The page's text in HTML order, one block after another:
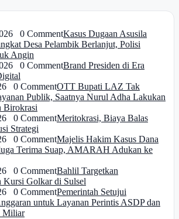
0 CommentKasus Dugaan Asusila
Desa Pelambik Berlanjut, Polisi
Angin
0 CommentBrand Presiden di Era
0 CommentOTT Bupati LAZ Tak
Publik, Saatnya Nurul Adha Lakukan
Birokrasi
0 CommentMeritokrasi, Biaya Balas
Strategi
0 CommentMajelis Hakim Kasus Dana
Terima Suap, AMARAH Adukan ke
0 CommentBahlil Targetkan
Kursi Golkar di Sulsel
0 CommentPemerintah Setujui
untuk Layanan Perintis ASDP dan
Miliar